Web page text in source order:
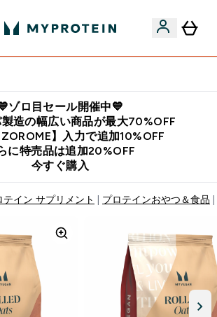
ゾロ目セール開催中💙
製造の幅広い商品が最大70%OFF
】入力で追加10%OFF
に特売品は追加20%OFF
今すぐ購入
テイン サプリメント プロテインおやつ＆食品